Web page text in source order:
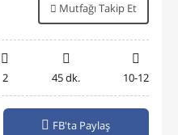
Mutfağı Takip Et
2 45 dk. 10-12
FB'ta Paylaş